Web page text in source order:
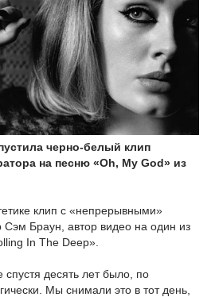
черно-белый клип
на песню «Oh, My God» из
клип с «непрерывными»
Браун, автор видео на один из
In The Deep».
спустя десять лет было, по
Мы снимали это в тот день,